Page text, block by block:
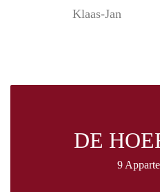
Klaas-Jan
DE
9